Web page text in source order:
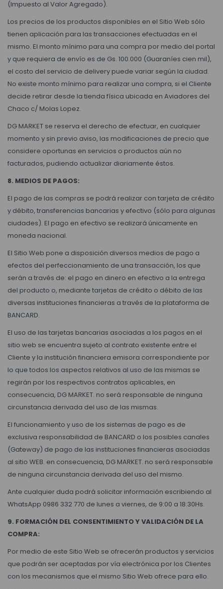
(Impuesto al Valor Agregado).
Los precios de los productos disponibles en el Sitio Web sólo
tienen aplicación para las transacciones efectuadas en el
mismo. El monto mínimo para una compra por medio del portal
y que requiera de envío es de Gs. 100.000 (Guaraníes cien mil),
el costo del servicio de delivery puede variar según la ciudad.
No existe monto mínimo para realizar una compra, si el Cliente
decide retirar desde la tienda física ubicada en Aviadores del
Chaco c/ Molas Lopez.
DG MARKET se reserva el derecho de efectuar, en cualquier
momento y sin previo aviso, las modificaciones de precio que
considere oportunas en servicios o productos aún no
facturados, pudiendo actualizar diariamente éstos.
8. MEDIOS DE PAGOS:
El pago de las compras se podrá realizar con tarjeta de crédito
y débito, transferencias bancarias y efectivo (sólo para algunas
ciudades). El pago en efectivo se realizará únicamente en
moneda nacional.
El Sitio Web pone a disposición diversos medios de pago a
efectos del perfeccionamiento de una transacción, los que
serán a través de: el pago en dinero en efectivo a la entrega
del producto o, mediante tarjetas de crédito o débito de las
diversas instituciones financieras a través de la plataforma de
BANCARD.
El uso de las tarjetas bancarias asociadas a los pagos en el
sitio web se encuentra sujeto al contrato existente entre el
Cliente y la institución financiera emisora correspondiente por
lo que todos los aspectos relativos al uso de las mismas se
regirán por los respectivos contratos aplicables, en
consecuencia, DG MARKET. no será responsable de ninguna
circunstancia derivada del uso de las mismas.
El funcionamiento y uso de los sistemas de pago es de
exclusiva responsabilidad de BANCARD o los posibles canales
(Gateway) de pago de las instituciones financieras asociadas
al sitio WEB. en consecuencia, DG MARKET. no será responsable
de ninguna circunstancia derivada del uso del mismo.
Ante cualquier duda podrá solicitar información escribiendo al
WhatsApp 0986 332 770 de lunes a viernes, de 9:00 a 18:30Hs.
9. FORMACIÓN DEL CONSENTIMIENTO Y VALIDACIÓN DE LA
COMPRA:
Por medio de este Sitio Web se ofrecerán productos y servicios
que podrán ser aceptadas por vía electrónica por los Clientes
con los mecanismos que el mismo Sitio Web ofrece para ello.